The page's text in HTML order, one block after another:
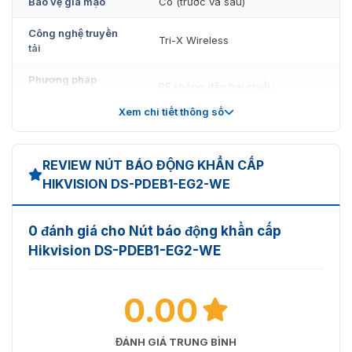
Công nghệ truyền
tải
Tri-X Wireless
Phương pháp
RF không dây hai chiều
Bảo mật truyền tải AES-128 Encryption
Khoảng cách
truyền dẫn
Hỗ trợ tần số nhảy Có
Pin (CR2450 x 1)
Điện áp tiêu chuẩn 3V
Xem chi tiết thông số
REVIEW NÚT BÁO ĐỘNG KHẨN CẤP
HIKVISION DS-PDEB1-EG2-WE
0 đánh giá cho Nút báo động khẩn cấp
Hikvision DS-PDEB1-EG2-WE
0.00
ĐÁNH GIÁ TRUNG BÌNH